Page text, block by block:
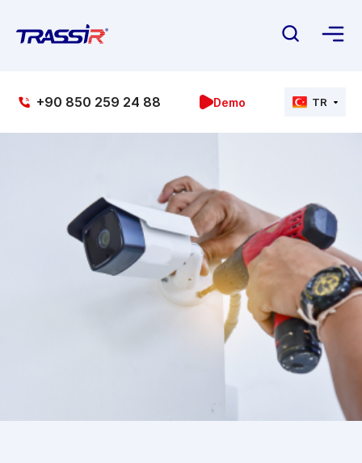
+90 850 259 24 88 Demo TR